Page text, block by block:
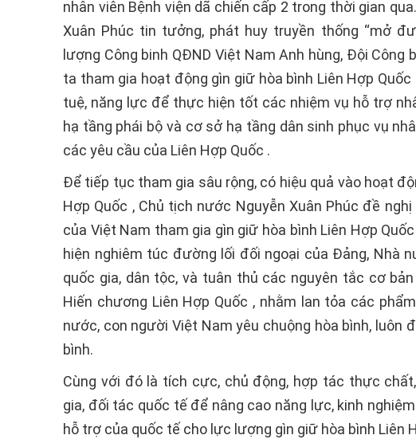
nhân viên Bệnh viện dã chiến cấp 2 trong thời gian
Xuân Phúc tin tưởng, phát huy truyền thống “mở
lượng Công binh QĐND Việt Nam Anh hùng, Đội Công
ta tham gia hoạt động gìn giữ hòa bình Liên Hợp
tuệ, năng lực để thực hiện tốt các nhiệm vụ hỗ trợ
hạ tầng phái bộ và cơ sở hạ tầng dân sinh phục vụ
các yêu cầu của Liên Hợp Quốc .
Để tiếp tục tham gia sâu rộng, có hiệu quả vào hoạt
Hợp Quốc , Chủ tịch nước Nguyễn Xuân Phúc đề
của Việt Nam tham gia gìn giữ hòa bình Liên Hợp
hiện nghiêm túc đường lối đối ngoại của Đảng, Nhà
quốc gia, dân tộc, và tuân thủ các nguyên tắc cơ
Hiến chương Liên Hợp Quốc , nhằm lan tỏa các
nước, con người Việt Nam yêu chuộng hòa bình, luôn
bình.
Cùng với đó là tích cực, chủ động, hợp tác thực
gia, đối tác quốc tế để nâng cao năng lực, kinh
hỗ trợ của quốc tế cho lực lượng gìn giữ hòa bình Liên